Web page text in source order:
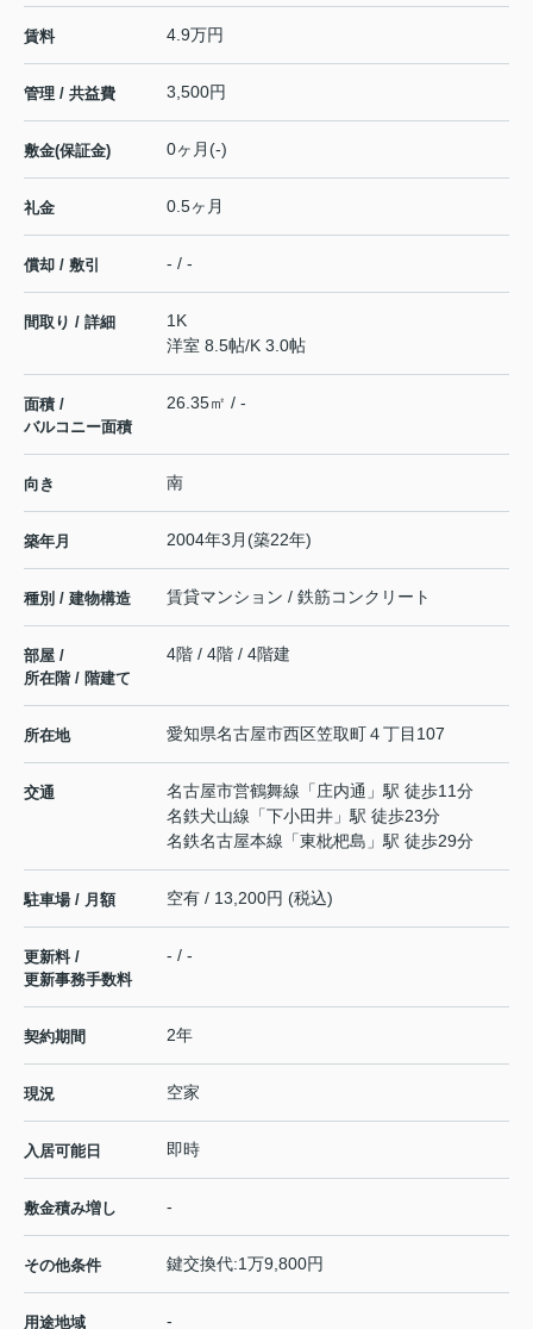
賃料 4.9万円
管理 / 共益費 3,500円
敷金(保証金) 0ヶ月(-)
礼金 0.5ヶ月
償却 / 敷引 - / -
間取り / 詳細
1K
洋室 8.5帖/K 3.0帖
面積 /
バルコニー面積
26.35㎡ / -
向き 南
築年月 2004年3月(築22年)
種別 / 建物構造 賃貸マンション / 鉄筋コンクリート
部屋 /
所在階 / 階建て
4階 / 4階 / 4階建
所在地 愛知県名古屋市西区笠取町４丁目107
交通 名古屋市営鶴舞線 「庄内通 」駅 徒歩11分
名鉄犬山線 「下小田井 」駅 徒歩23分
名鉄名古屋本線 「東枇杷島 」駅 徒歩29分
駐車場 / 月額 空有 / 13,200円 (税込)
更新料 /
更新事務手数料
- / -
契約期間 2年
現況 空家
入居可能日 即時
敷金積み増し -
その他条件 鍵交換代:1万9,800円
用途地域 -